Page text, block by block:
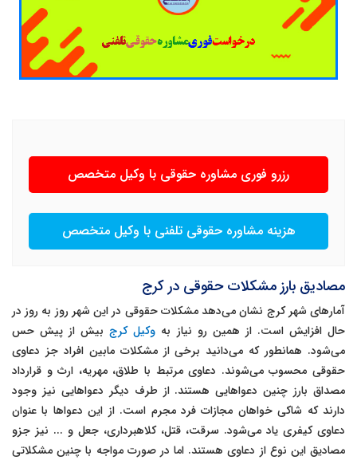
رزرو فوری مشاوره حقوقی با وکیل متخصص
هزینه مشاوره حقوقی تلفنی با وکیل متخصص
مصادیق بارز مشکلات حقوقی در کرج
آمارهای شهر کرج نشان می‌دهد مشکلات حقوقی در این شهر روز به روز در
حال افزایش است. از همین رو نیاز به وکیل کرجبیش از پیش حس
می‌شود. همانطور که می‌دانید برخی از مشکلات مابین افراد جز دعاوی
حقوقی محسوب می‌شوند. دعاوی مرتبط با طلاق، مهریه، ارث و قرارداد
مصداق بارز چنین دعواهایی هستند. از طرف دیگر دعواهایی نیز وجود
دارند که شاکی خواهان مجازات فرد مجرم است. از این دعواها با عنوان
دعاوی کیفری یاد می‌شود. سرقت، قتل، کلاهبرداری، جعل و ... نیز جزو
مصادیق این نوع از دعاوی هستند. اما در صورت مواجه با چنین مشکلاتی